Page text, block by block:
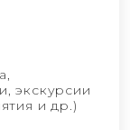
экскурсии
и др.)